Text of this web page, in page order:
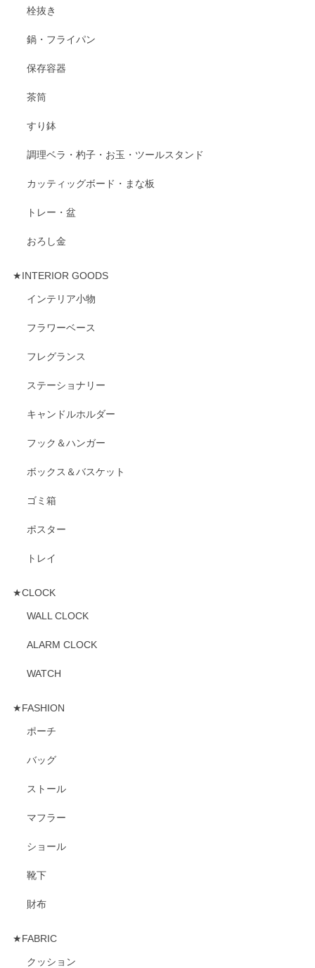
栓抜き
鍋・フライパン
保存容器
茶筒
すり鉢
調理ベラ・杓子・お玉・ツールスタンド
カッティッグボード・まな板
トレー・盆
おろし金
★INTERIOR GOODS
インテリア小物
フラワーベース
フレグランス
ステーショナリー
キャンドルホルダー
フック＆ハンガー
ボックス＆バスケット
ゴミ箱
ポスター
トレイ
★CLOCK
WALL CLOCK
ALARM CLOCK
WATCH
★FASHION
ポーチ
バッグ
ストール
マフラー
ショール
靴下
財布
★FABRIC
クッション